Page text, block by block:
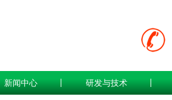
新闻中心 研发与技术